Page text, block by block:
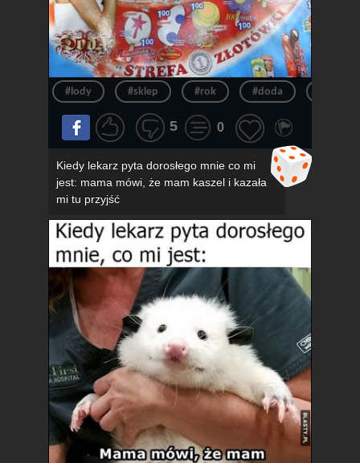
#lody #sklep #rok #doda
5 0
Kiedy lekarz pyta dorosłego mnie co mi
jest: mama mówi, że mam kaszel i kazała
mi tu przyjść